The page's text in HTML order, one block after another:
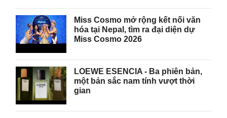
Miss Cosmo mở rộng kết nối văn
hóa tại Nepal, tìm ra đại diện dự
Miss Cosmo 2026
LOEWE ESENCIA - Ba phiên bản,
một bản sắc nam tính vượt thời
gian